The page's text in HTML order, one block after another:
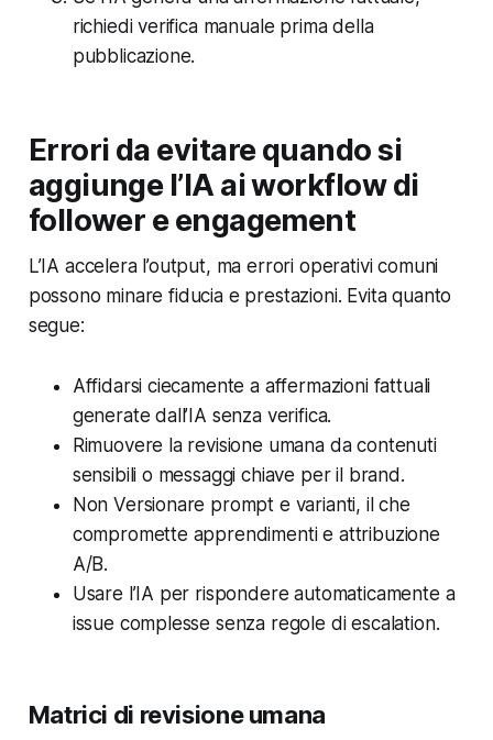
richiedi verifica manuale prima della
pubblicazione.
Errori da evitare quando si
aggiunge l’IA ai workflow di
follower e engagement
L’IA accelera l’output, ma errori operativi comuni
possono minare fiducia e prestazioni. Evita quanto
segue:
Affidarsi ciecamente a affermazioni fattuali
generate dall’IA senza verifica.
Rimuovere la revisione umana da contenuti
sensibili o messaggi chiave per il brand.
Non Versionare prompt e varianti, il che
compromette apprendimenti e attribuzione
A/B.
Usare l’IA per rispondere automaticamente a
issue complesse senza regole di escalation.
Matrici di revisione umana